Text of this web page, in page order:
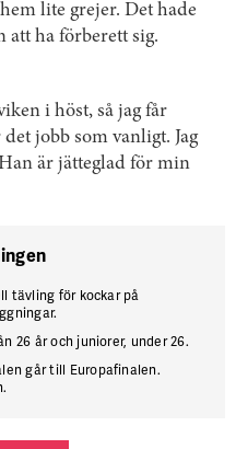
lite grejer. Det hade
att ha förberett sig.
i höst, så jag får
jobb som vanligt. Jag
är jätteglad för min
tävling för kockar på
26 år och juniorer, under 26.
går till Europafinalen.